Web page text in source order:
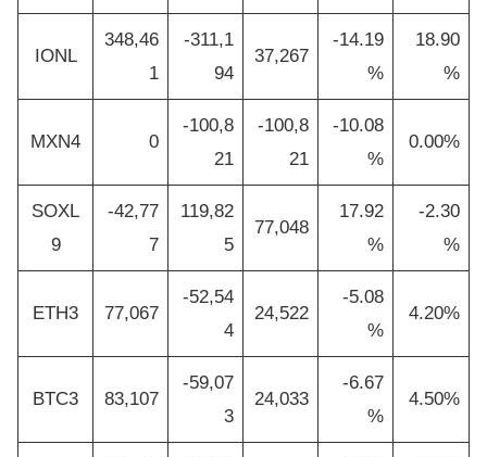
IONL
348,46
1
-311,1
94
37,267
-14.19
%
18.90
%
MXN4 0
-100,8
21
-100,8
21
-10.08
%
0.00%
SOXL
9
-42,77
7
119,82
5
77,048
17.92
%
-2.30
%
ETH3 77,067
-52,54
4
24,522
-5.08
%
4.20%
BTC3 83,107
-59,07
3
24,033
-6.67
%
4.50%